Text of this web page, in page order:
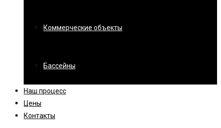
Коммерческие объекты
Бассейны
Наш процесс
Цены
Контакты